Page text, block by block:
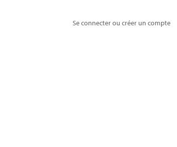
Se connecter ou créer un compte